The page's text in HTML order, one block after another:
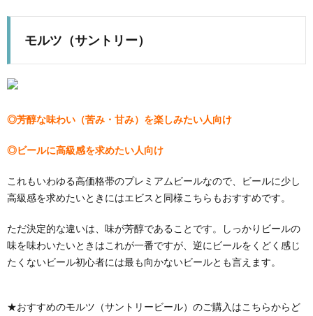
モルツ（サントリー）
◎芳醇な味わい（苦み・甘み）を楽しみたい人向け
◎ビールに高級感を求めたい人向け
これもいわゆる高価格帯のプレミアムビールなので、ビールに少し
高級感を求めたいときにはエビスと同様こちらもおすすめです。
ただ決定的な違いは、味が芳醇であることです。しっかりビールの
味を味わいたいときはこれが一番ですが、逆にビールをくどく感じ
たくないビール初心者には最も向かないビールとも言えます。
★おすすめのモルツ（サントリービール）のご購入はこちらからど